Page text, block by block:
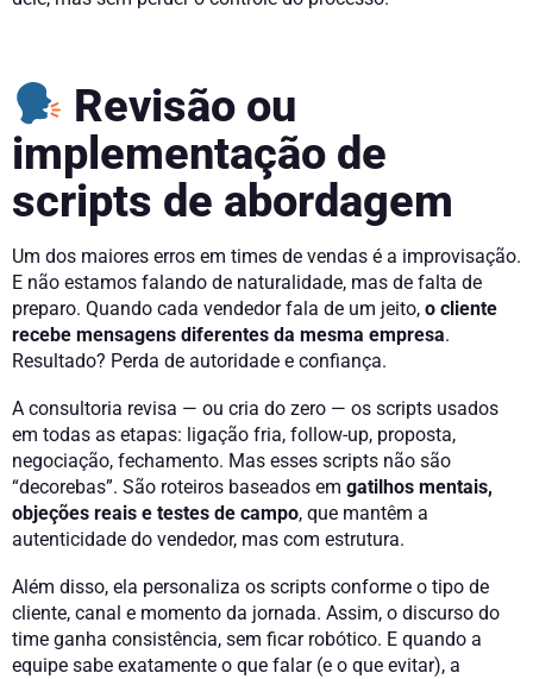
Revisão ou
implementação de
scripts de abordagem
Um dos maiores erros em times de vendas é a improvisação.
E não estamos falando de naturalidade, mas de falta de
preparo. Quando cada vendedor fala de um jeito, o cliente
recebe mensagens diferentes da mesma empresa.
Resultado? Perda de autoridade e confiança.
A consultoria revisa — ou cria do zero — os scripts usados
em todas as etapas: ligação fria, follow-up, proposta,
negociação, fechamento. Mas esses scripts não são
“decorebas”. São roteiros baseados em gatilhos mentais,
objeções reais e testes de campo, que mantêm a
autenticidade do vendedor, mas com estrutura.
Além disso, ela personaliza os scripts conforme o tipo de
cliente, canal e momento da jornada. Assim, o discurso do
time ganha consistência, sem ficar robótico. E quando a
equipe sabe exatamente o que falar (e o que evitar), a